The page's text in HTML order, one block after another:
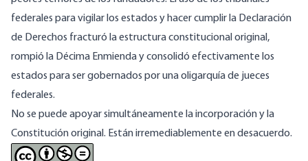
federales para vigilar los estados y hacer cumplir la Declaración
de Derechos fracturó la estructura constitucional original,
rompió la Décima Enmienday consolidó efectivamente los
estados para ser gobernados por una oligarquía de jueces
federales.
No se puede apoyar simultáneamente la incorporación y la
Constitución original. Están irremediablemente en desacuerdo.